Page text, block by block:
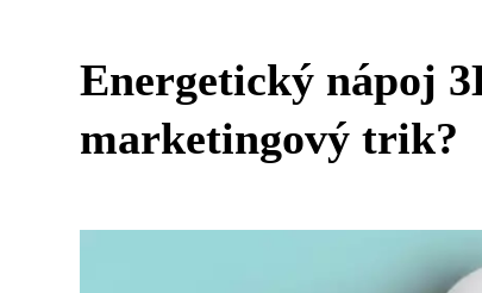
Energetický nápoj
marketingový trik?